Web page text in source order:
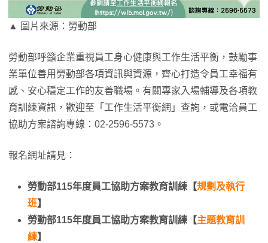
▲ 圖片來源：勞動部
勞動部呼籲企業重視員工身心健康與工作生活平衡，鼓勵事
業單位善用勞動部各項資訊與資源，齊心打造令員工幸福有
感、安心穩定工作的友善職場。有關專家入場輔導及各項教
育訓練資訊，歡迎至「工作生活平衡網」查詢，或電洽員工
協助方案諮詢專線：02-2596-5573。
報名網址請見：
勞動部115年度員工協助方案教育訓練【規劃及執行
班】
勞動部115年度員工協助方案教育訓練【主題教育訓
練】